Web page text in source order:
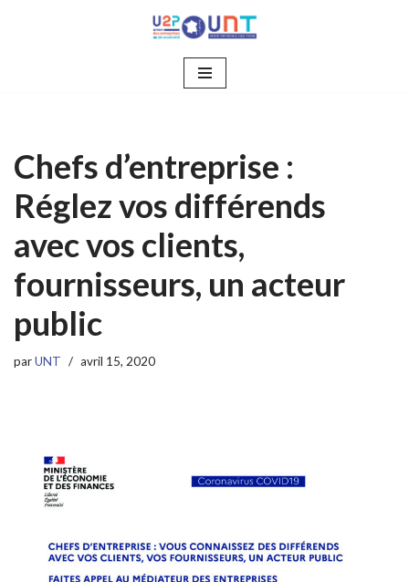
Chefs d’entreprise :
Réglez vos différends
avec vos clients,
fournisseurs, un acteur
public
parUNT avril 15, 2020